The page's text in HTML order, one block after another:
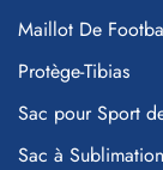
Maillot De
Protège-Tibias
Sac pour Sport
Sac à